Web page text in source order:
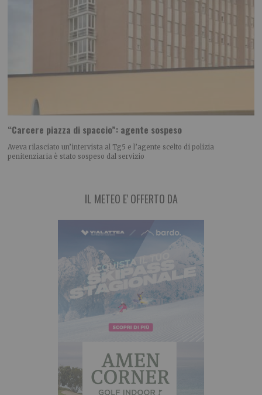
“Carcere piazza di spaccio”: agente sospeso
Aveva rilasciato un’intervista al Tg5 e l’agente scelto di polizia
penitenziaria è stato sospeso dal servizio
IL METEO E' OFFERTO DA